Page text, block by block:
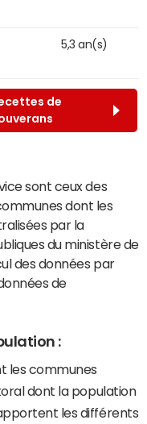
5,3 an(s)
de
sont ceux des
dont les
par la
du ministère de
des données par
de
:
les communes
dont la population
les différents